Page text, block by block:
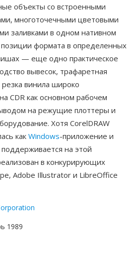
объекты со встроенными
многоточечными цветовыми
заливками в одном нативном
формата в определенных
— еще одно практическое
вывесок, трафаретная
резка винила широко
CDR как основном рабочем
на режущие плоттеры и
Хотя CorelDRAW
как Windows-приложение и
на этой
в конкурирующих
Adobe Illustrator и LibreOffice
1989